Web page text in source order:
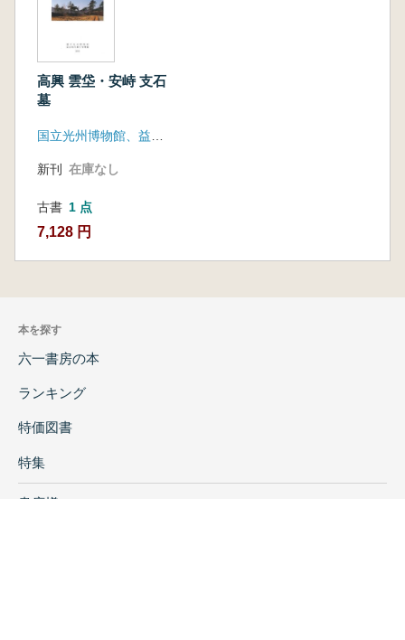
高興 雲垈・安峙 支石
墓
新刊 在庫なし
古書 1 点
7,128 円
本を探す
六一書房の本
ランキング
特価図書
特集
書店様へ